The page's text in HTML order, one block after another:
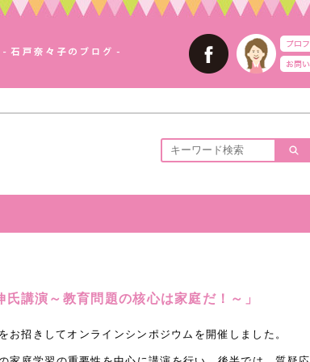
講演～教育問題の核心は家庭だ！～」
招きしてオンラインシンポジウムを開催しました。